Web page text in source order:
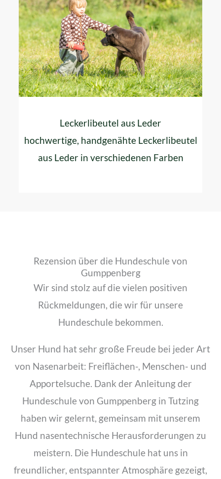
Leckerlibeutel aus Leder
hochwertige, handgenähte Leckerlibeutel
aus Leder in verschiedenen Farben
Rezension über die Hundeschule von
Gumppenberg
Wir sind stolz auf die vielen positiven
Rückmeldungen, die wir für unsere
Hundeschule bekommen.
Unser Hund hat sehr große Freude bei jeder Art
von Nasenarbeit: Freiflächen-, Menschen- und
Apportelsuche. Dank der Anleitung der
Hundeschule von Gumppenberg in Tutzing
haben wir gelernt, gemeinsam mit unserem
Hund nasentechnische Herausforderungen zu
meistern. Die Hundeschule hat uns in
freundlicher, entspannter Atmosphäre gezeigt,